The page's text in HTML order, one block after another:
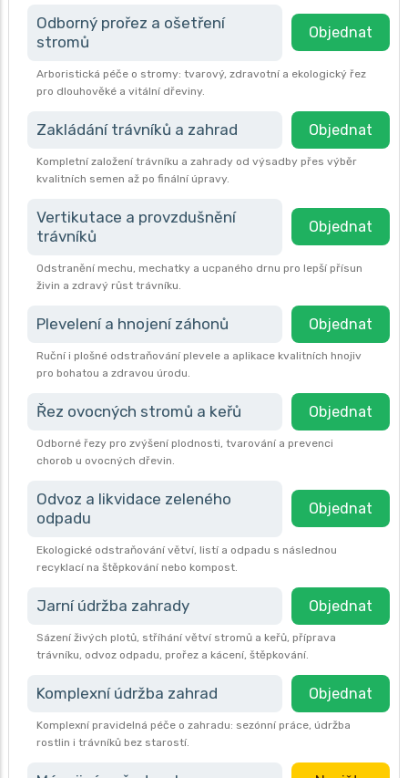
Odborný prořez a ošetření
stromů
Objednat
Arboristická péče o stromy: tvarový, zdravotní a ekologický řez
pro dlouhověké a vitální dřeviny.
Zakládání trávníků a zahrad Objednat
Kompletní založení trávníku a zahrady od výsadby přes výběr
kvalitních semen až po finální úpravy.
Vertikutace a provzdušnění
trávníků
Objednat
Odstranění mechu, mechatky a ucpaného drnu pro lepší přísun
živin a zdravý růst trávníku.
Plevelení a hnojení záhonů Objednat
Ruční i plošné odstraňování plevele a aplikace kvalitních hnojiv
pro bohatou a zdravou úrodu.
Řez ovocných stromů a keřů Objednat
Odborné řezy pro zvýšení plodnosti, tvarování a prevenci
chorob u ovocných dřevin.
Odvoz a likvidace zeleného
odpadu
Objednat
Ekologické odstraňování větví, listí a odpadu s následnou
recyklací na štěpkování nebo kompost.
Jarní údržba zahrady Objednat
Sázení živých plotů, stříhání větví stromů a keřů, příprava
trávníku, odvoz odpadu, prořez a kácení, štěpkování.
Komplexní údržba zahrad Objednat
Komplexní pravidelná péče o zahradu: sezónní práce, údržba
rostlin i trávníků bez starostí.